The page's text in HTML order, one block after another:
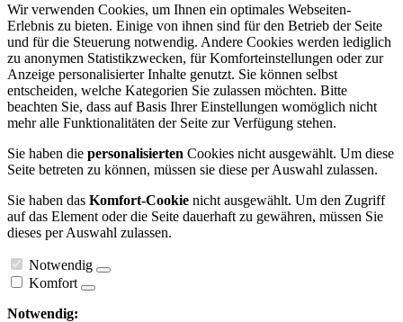
Wir verwenden Cookies, um Ihnen ein optimales Webseiten-
Erlebnis zu bieten. Einige von ihnen sind für den Betrieb der Seite
und für die Steuerung notwendig. Andere Cookies werden lediglich
zu anonymen Statistikzwecken, für Komforteinstellungen oder zur
Anzeige personalisierter Inhalte genutzt. Sie können selbst
entscheiden, welche Kategorien Sie zulassen möchten. Bitte
beachten Sie, dass auf Basis Ihrer Einstellungen womöglich nicht
mehr alle Funktionalitäten der Seite zur Verfügung stehen.
Sie haben die personalisierten Cookies nicht ausgewählt. Um diese
Seite betreten zu können, müssen sie diese per Auswahl zulassen.
Sie haben das Komfort-Cookie nicht ausgewählt. Um den Zugriff
auf das Element oder die Seite dauerhaft zu gewähren, müssen Sie
dieses per Auswahl zulassen.
Notwendig
Komfort
Notwendig: